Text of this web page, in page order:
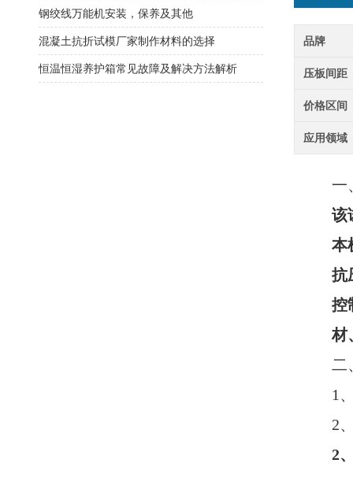
品牌
压板间距
价格区间
应用领域
一
该
本
抗
控
材
二
1
2
2
钢绞线万能机安装，保养及其他
混凝土抗折试模厂家制作材料的选择
恒温恒湿养护箱常见故障及解决方法解析